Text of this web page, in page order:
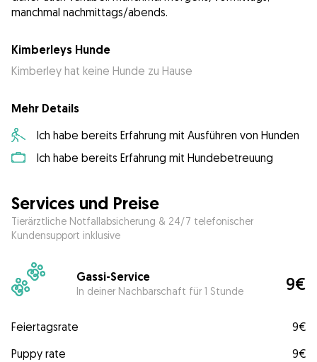
manchmal nachmittags/abends.
Kimberleys Hunde
Kimberley hat keine Hunde zu Hause
Mehr Details
Ich habe bereits Erfahrung mit Ausführen von Hunden
Ich habe bereits Erfahrung mit Hundebetreuung
Services und Preise
Tierärztliche Notfallabsicherung & 24/7 telefonischer
Kundensupport inklusive
Gassi-Service
In deiner Nachbarschaft für 1 Stunde 9€
Feiertagsrate
9€
Puppy rate
9€